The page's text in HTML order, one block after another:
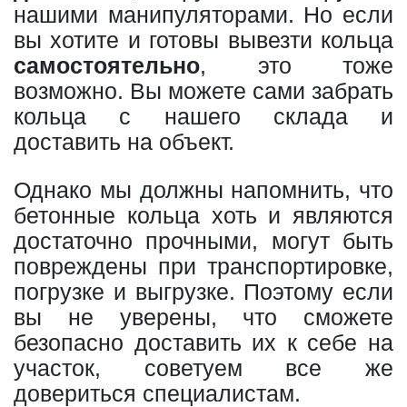
нашими манипуляторами. Но если
вы хотите и готовы вывезти кольца
самостоятельно, это тоже
возможно. Вы можете сами забрать
кольца с нашего склада и
доставить на объект.
Однако мы должны напомнить, что
бетонные кольца хоть и являются
достаточно прочными, могут быть
повреждены при транспортировке,
погрузке и выгрузке. Поэтому если
вы не уверены, что сможете
безопасно доставить их к себе на
участок, советуем все же
довериться специалистам.